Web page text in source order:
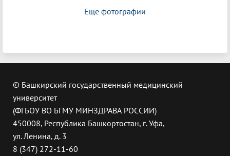
Еще фотографии
© Башкирский государственный медицинский
университет
(ФГБОУ ВО БГМУ МИНЗДРАВА РОССИИ)
450008, Республика Башкортостан, г. Уфа,
ул. Ленина, д. 3
8 (347) 272-11-60